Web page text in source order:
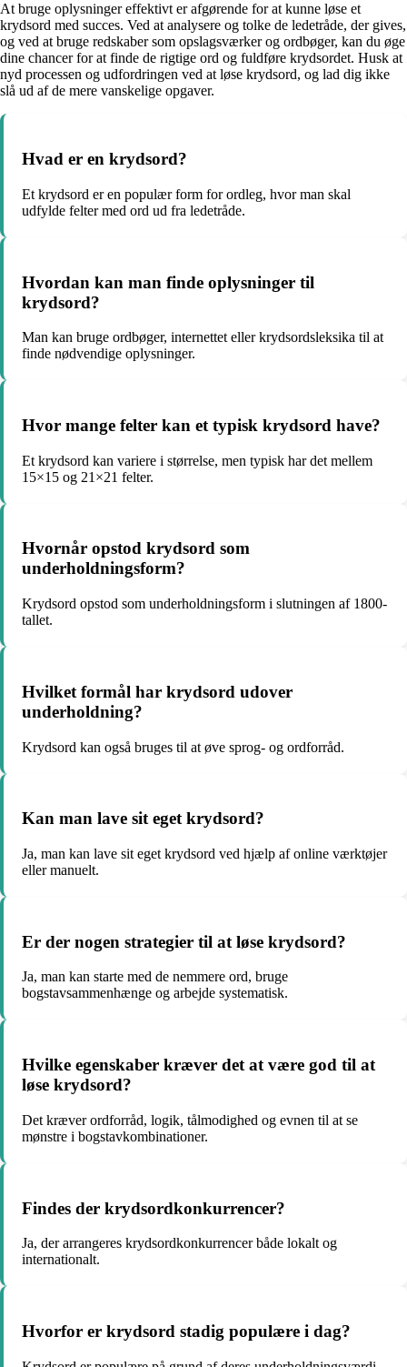
At bruge oplysninger effektivt er afgørende for at kunne løse et
krydsord med succes. Ved at analysere og tolke de ledetråde, der gives,
og ved at bruge redskaber som opslagsværker og ordbøger, kan du øge
dine chancer for at finde de rigtige ord og fuldføre krydsordet. Husk at
nyd processen og udfordringen ved at løse krydsord, og lad dig ikke
slå ud af de mere vanskelige opgaver.
Hvad er en krydsord?
Et krydsord er en populær form for ordleg, hvor man skal
udfylde felter med ord ud fra ledetråde.
Hvordan kan man finde oplysninger til
krydsord?
Man kan bruge ordbøger, internettet eller krydsordsleksika til at
finde nødvendige oplysninger.
Hvor mange felter kan et typisk krydsord have?
Et krydsord kan variere i størrelse, men typisk har det mellem
15×15 og 21×21 felter.
Hvornår opstod krydsord som
underholdningsform?
Krydsord opstod som underholdningsform i slutningen af 1800-
tallet.
Hvilket formål har krydsord udover
underholdning?
Krydsord kan også bruges til at øve sprog- og ordforråd.
Kan man lave sit eget krydsord?
Ja, man kan lave sit eget krydsord ved hjælp af online værktøjer
eller manuelt.
Er der nogen strategier til at løse krydsord?
Ja, man kan starte med de nemmere ord, bruge
bogstavsammenhænge og arbejde systematisk.
Hvilke egenskaber kræver det at være god til at
løse krydsord?
Det kræver ordforråd, logik, tålmodighed og evnen til at se
mønstre i bogstavkombinationer.
Findes der krydsordkonkurrencer?
Ja, der arrangeres krydsordkonkurrencer både lokalt og
internationalt.
Hvorfor er krydsord stadig populære i dag?